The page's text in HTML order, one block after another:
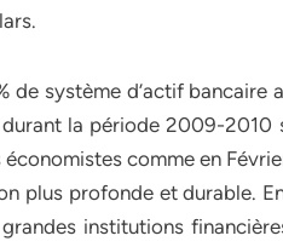
de système d’actif bancaire
la période 2009-2010
comme en
plus profonde et durable.
institutions